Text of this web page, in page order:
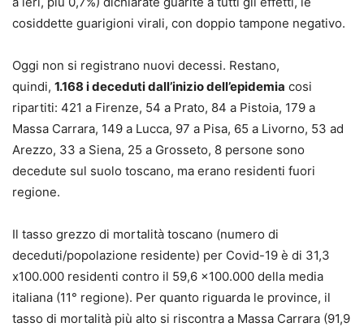
cosiddette guarigioni virali, con doppio tampone negativo.
Oggi non si registrano nuovi decessi. Restano,
quindi, 1.168 i deceduti dall’inizio dell’epidemia cosi
ripartiti: 421 a Firenze, 54 a Prato, 84 a Pistoia, 179 a
Massa Carrara, 149 a Lucca, 97 a Pisa, 65 a Livorno, 53 ad
Arezzo, 33 a Siena, 25 a Grosseto, 8 persone sono
decedute sul suolo toscano, ma erano residenti fuori
regione.
Il tasso grezzo di mortalità toscano (numero di
deceduti/popolazione residente) per Covid-19 è di 31,3
x100.000 residenti contro il 59,6 x100.000 della media
italiana (11° regione). Per quanto riguarda le province, il
tasso di mortalità più alto si riscontra a Massa Carrara (91,9